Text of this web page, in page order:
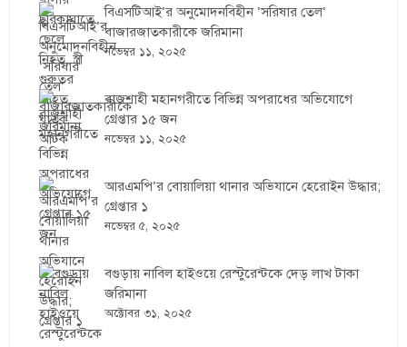
বিএসটিআই’র অনুমোদনবিহীন ‘সরিষার তেল’
বাজারজাতকারীকে জরিমানা
নভেম্বর ১১, ২০২৫
রাজশাহী মহানগরীতে বিভিন্ন অপরাধের অভিযোগে
গ্রেপ্তার ১৫ জন
নভেম্বর ১১, ২০২৫
আরএমপি’র বোয়ালিয়া থানার অভিযানে হেরোইন উদ্ধার;
গ্রেপ্তার ১
নভেম্বর ৫, ২০২৫
বগুড়ায় নাবিল হাইওয়ে রেস্টুরেন্টকে দেড় লাখ টাকা
জরিমানা
অক্টোবর ৩১, ২০২৫